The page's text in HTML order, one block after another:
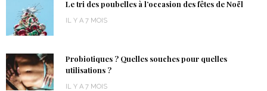
Le tri des poubelles à l’occasion des fêtes de Noël
IL Y A 7 MOIS
Probiotiques ? Quelles souches pour quelles
utilisations ?
IL Y A 7 MOIS